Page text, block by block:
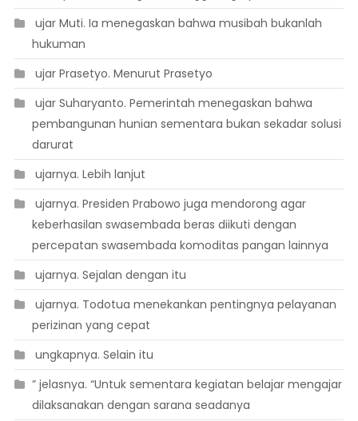
 ujar Muti. Ia menegaskan bahwa musibah bukanlah
hukuman
 ujar Prasetyo. Menurut Prasetyo
 ujar Suharyanto. Pemerintah menegaskan bahwa
pembangunan hunian sementara bukan sekadar solusi
darurat
 ujarnya. Lebih lanjut
 ujarnya. Presiden Prabowo juga mendorong agar
keberhasilan swasembada beras diikuti dengan
percepatan swasembada komoditas pangan lainnya
 ujarnya. Sejalan dengan itu
 ujarnya. Todotua menekankan pentingnya pelayanan
perizinan yang cepat
 ungkapnya. Selain itu
” jelasnya. “Untuk sementara kegiatan belajar mengajar
dilaksanakan dengan sarana seadanya